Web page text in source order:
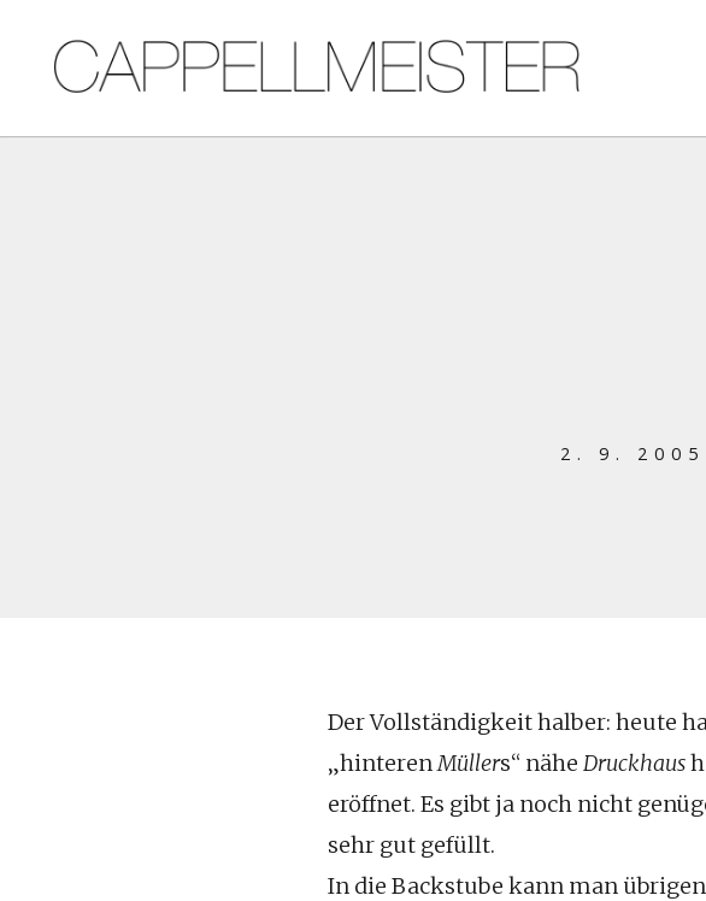
2. 9. 2005
Der Vollständigkeit halber: heute
„hinterenMüllers“ nähe Druckhaus
eröffnet. Es gibt ja noch nicht
sehr gut gefüllt.
In die Backstube kann man